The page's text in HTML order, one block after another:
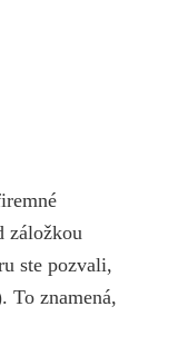
záložkou
ste pozvali,
To znamená,